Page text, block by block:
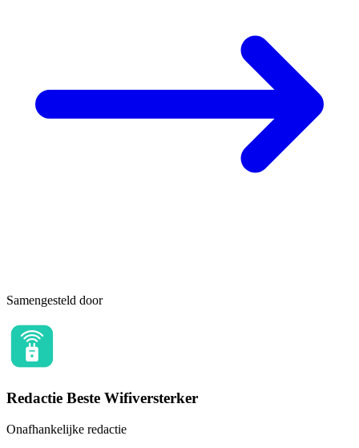
Samengesteld door
Redactie Beste Wifiversterker
Onafhankelijke redactie